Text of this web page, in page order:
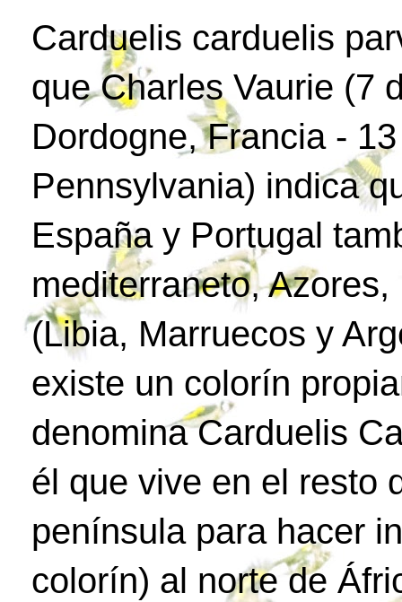
Carduelis carduelis
que Charles Vaurie (7
Dordogne, Francia -
Pennsylvania) indica
España y Portugal
mediterraneto,
(Libia, Marruecos y
existe un colorín
denomina Carduelis
él que vive en el resto
península para hacer
colorín) al norte de